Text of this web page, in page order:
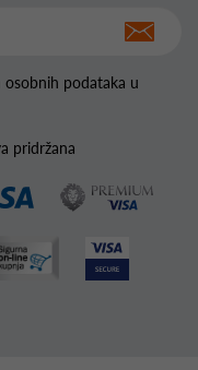
osobnih podataka u
pridržana